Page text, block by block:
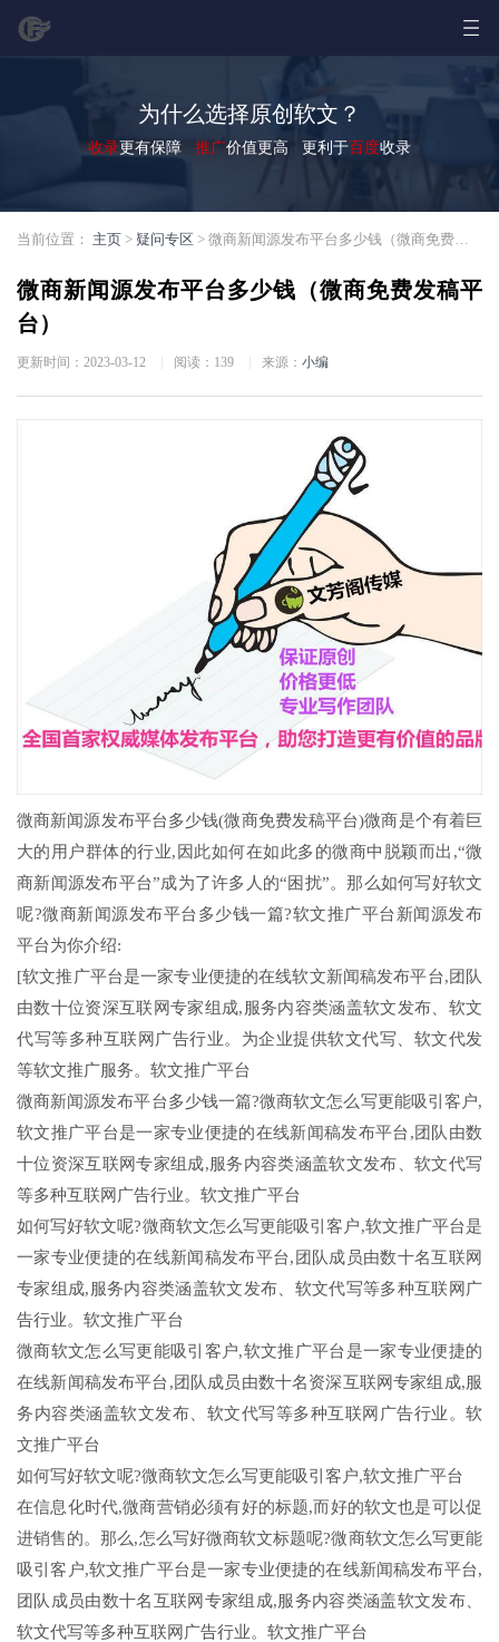
为什么选择原创软文？
收录更有保障 推广价值更高 更利于百度收录
当前位置： 主页 > 疑问专区 > 微商新闻源发布平台多少钱（微商免费发稿平台）
微商新闻源发布平台多少钱（微商免费发稿平
台）
更新时间：2023-03-12 阅读： 139 来源： 小编
微商新闻源发布平台多少钱(微商免费发稿平台)微商是个有着巨
大的用户群体的行业,因此如何在如此多的微商中脱颖而出,“微
商新闻源发布平台”成为了许多人的“困扰”。那么如何写好软文
呢?微商新闻源发布平台多少钱一篇?软文推广平台新闻源发布
平台为你介绍:
[软文推广平台是一家专业便捷的在线软文新闻稿发布平台,团队
由数十位资深互联网专家组成,服务内容类涵盖软文发布、软文
代写等多种互联网广告行业。为企业提供软文代写、软文代发
等软文推广服务。软文推广平台
微商新闻源发布平台多少钱一篇?微商软文怎么写更能吸引客户,
软文推广平台是一家专业便捷的在线新闻稿发布平台,团队由数
十位资深互联网专家组成,服务内容类涵盖软文发布、软文代写
等多种互联网广告行业。软文推广平台
如何写好软文呢?微商软文怎么写更能吸引客户,软文推广平台是
一家专业便捷的在线新闻稿发布平台,团队成员由数十名互联网
专家组成,服务内容类涵盖软文发布、软文代写等多种互联网广
告行业。软文推广平台
微商软文怎么写更能吸引客户,软文推广平台是一家专业便捷的
在线新闻稿发布平台,团队成员由数十名资深互联网专家组成,服
务内容类涵盖软文发布、软文代写等多种互联网广告行业。软
文推广平台
如何写好软文呢?微商软文怎么写更能吸引客户,软文推广平台
在信息化时代,微商营销必须有好的标题,而好的软文也是可以促
进销售的。那么,怎么写好微商软文标题呢?微商软文怎么写更能
吸引客户,软文推广平台是一家专业便捷的在线新闻稿发布平台,
团队成员由数十名互联网专家组成,服务内容类涵盖软文发布、
软文代写等多种互联网广告行业。软文推广平台